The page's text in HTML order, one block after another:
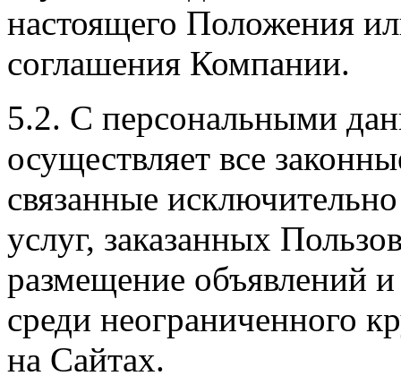
настоящего Положения
соглашения Компании.
5.2. С персональными
осуществляет все
связанные
услуг, заказанных
размещение объявлений
среди неограниченного
на Сайтах.